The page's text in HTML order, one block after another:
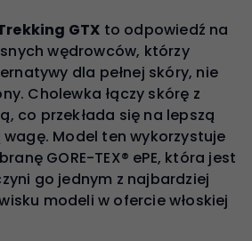
GTX to odpowiedź na
wędrowców, którzy
dla pełnej skóry, nie
Cholewka łączy skórę z
co przekłada się na lepszą
Model ten wykorzystuje
GORE-TEX® ePE, która jest
go jednym z najbardziej
modeli w ofercie włoskiej